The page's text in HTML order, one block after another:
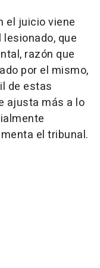
el juicio viene
que
razón que
por el mismo,
de estas
ajusta más a lo
el tribunal.